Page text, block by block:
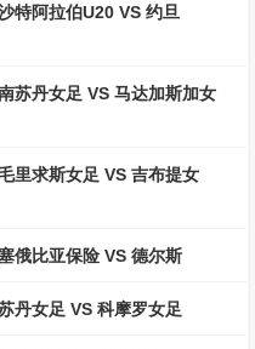
特阿拉伯U20 VS 约旦
苏丹女足 VS 马达加斯加女
里求斯女足 VS 吉布提女
俄比亚保险 VS 德尔斯
丹女足 VS 科摩罗女足